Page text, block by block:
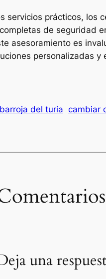
servicios prácticos, los
de seguridad
asesoramiento es
personalizadas
del turia cambiar
una